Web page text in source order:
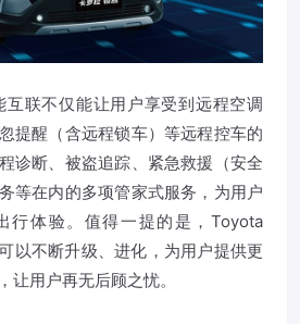
联不仅能让用户享受到远程空调
提醒（含远程锁车）等远程控车的
诊断、被盗追踪、紧急救援（安全
等在内的多项管家式服务，为用户
行体验。值得一提的是，Toyota
以不断升级、进化，为用户提供更
让用户再无后顾之忧。